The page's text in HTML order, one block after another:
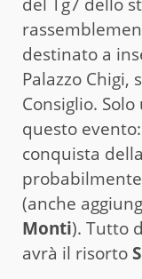
destinato a
Palazzo Chigi,
Consiglio.
questo
conquista
(anche
Monti). Tutto
avrà il risorto